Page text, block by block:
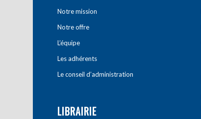
Notre mission
Notre offre
L’équipe
Les adhérents
Le conseil d’administration
LIBRAIRIE